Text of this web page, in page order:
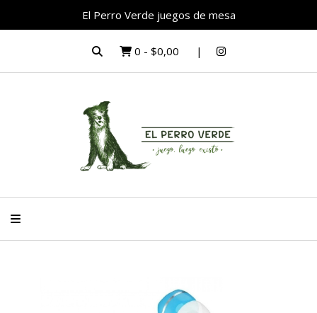
El Perro Verde juegos de mesa
0 - $0,00